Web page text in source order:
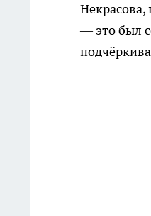
Некрасова,
— это был